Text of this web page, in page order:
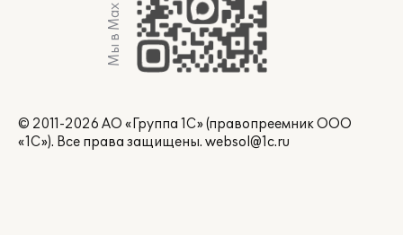
Мы в Max
© 2011-2026 АО «Группа 1С» (правопреемник ООО
«1С»). Все права защищены. websol@1c.ru